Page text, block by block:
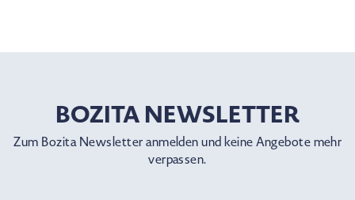
BOZITA NEWSLETTER
Zum Bozita Newsletter anmelden und keine Angebote mehr
verpassen.